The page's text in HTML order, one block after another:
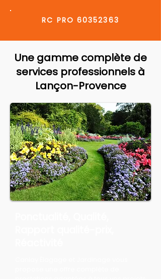
RC PRO 60352363
Une gamme complète de
services professionnels à
Lançon-Provence